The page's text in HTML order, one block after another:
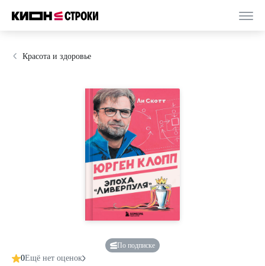
Красота и здоровье
По подписке
0Ещё нет оценок